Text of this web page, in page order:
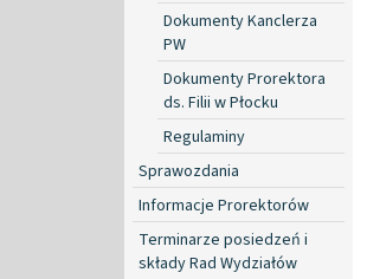
Dokumenty Kanclerza
PW
Dokumenty Prorektora
ds. Filii w Płocku
Regulaminy
Sprawozdania
Informacje Prorektorów
Terminarze posiedzeń i
składy Rad Wydziałów